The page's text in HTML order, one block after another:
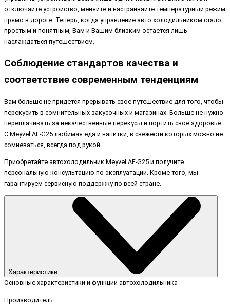
отключайте устройство, меняйте и настраивайте температурный режим
прямо в дороге. Теперь, когда управление авто холодильником стало
простым и понятным, Вам и Вашим близким остается лишь
наслаждаться путешествием.
Соблюдение стандартов качества и
соответствие современным тенденциям
Вам больше не придется прерывать свое путешествие для того, чтобы
перекусить в сомнительных закусочных и магазинах. Больше не нужно
переплачивать за некачественные перекусы и портить свое здоровье.
С Meyvel AF-G25 любимая еда и напитки, в свежести которых можно не
сомневаться, всегда под рукой.
Приобретайте автохолодильник Meyvel AF-G25 и получите
персональную консультацию по эксплуатации. Кроме того, мы
гарантируем сервисную поддержку по всей стране.
Характеристики
Основные характеристики и функции автохолодильника
Производитель